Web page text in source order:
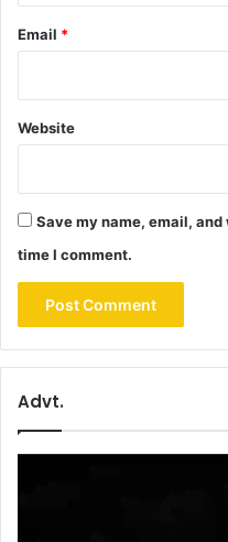
Email *
Website
Save my name, email,
time I comment.
Advt.